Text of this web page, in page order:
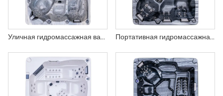
Уличная гидромассажная ванна Бальбоа Гидро Спа Ванна на 5 человек (США) Портативная гидромассажная ванна для 6 человек, массаж на открытом воздухе